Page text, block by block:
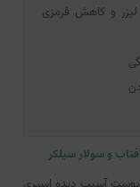
و کاهش قرمزی
و سولار سیلکر